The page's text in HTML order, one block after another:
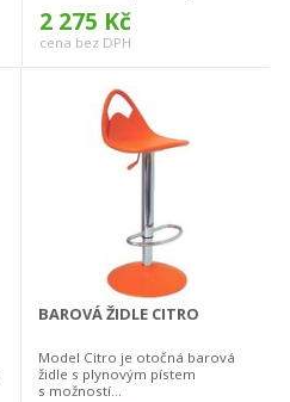
2 275 Kč
cena bez DPH
BAROVÁ ŽIDLE CITRO
Model Citro je otočná barová
židle s plynovým pístem
s možností...